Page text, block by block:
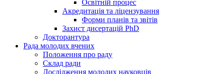
Освітній процес
Акредитація та ліцензування
Форми планів та звітів
Захист дисертацій PhD
Докторантура
Рада молодих вчених
Положення про раду
Склад ради
Дослідження молодих науковців